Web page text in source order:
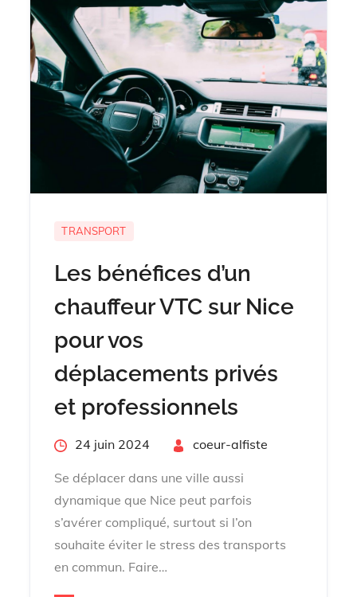
TRANSPORT
Les bénéfices d’un
chauffeur VTC sur Nice
pour vos
déplacements privés
et professionnels
Posted24 juin 2024 coeur-alfiste
Se déplacer dans une ville aussi
dynamique que Nice peut parfois
s’avérer compliqué, surtout si l’on
souhaite éviter le stress des transports
en commun. Faire…